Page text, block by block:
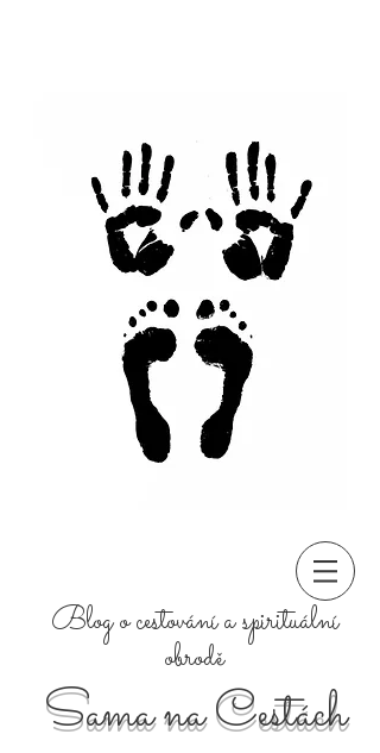
Sama na Cestách
Blog o cestování a spirituální
obrodě